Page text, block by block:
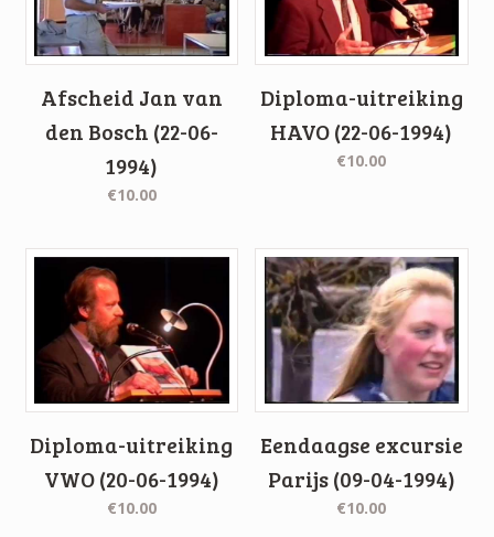
Afscheid Jan van
den Bosch (22-06-
1994)
€10.00
Diploma-uitreiking
HAVO (22-06-1994)
€10.00
Diploma-uitreiking
VWO (20-06-1994)
€10.00
Eendaagse excursie
Parijs (09-04-1994)
€10.00